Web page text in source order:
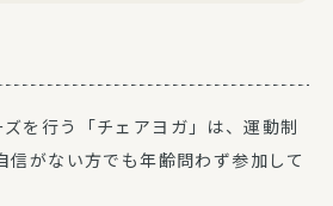
を行う「チェアヨガ」は、運動制
信がない方でも年齢問わず参加して